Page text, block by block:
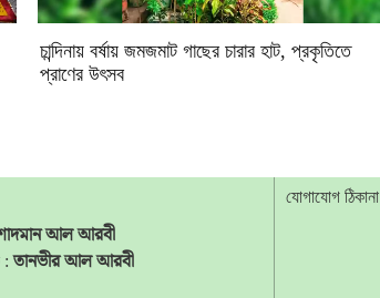
চান্দিনায় বর্ষায় জমজমাট গাছের চারার হাট, প্রকৃতিতে
প্রাণের উৎসব
আল আরবী
:তানভীর আল আরবী
যোগাযোগ ঠিকানা